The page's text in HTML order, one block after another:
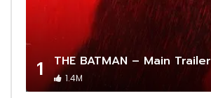
1 THE BATMAN – Main Trailer
1.4M